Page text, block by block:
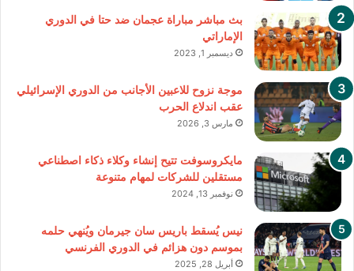
بث مباشر مباراة عجمان ضد حتا في الدوري
الإماراتي
ديسمبر 1, 2023
موجة نزوح للاعبين الأجانب من الدوري الإسرائيلي
عقب اندلاع الحرب
مارس 3, 2026
مايكروسوفت تتيح إنشاء وكلاء ذكاء اصطناعي
مستقلين للشركات لمهام متنوعة
نوفمبر 13, 2024
نيس يُسقط باريس سان جيرمان ويُنهي حلمه
بموسم دون هزائم في الدوري الفرنسي
أبريل 28, 2025